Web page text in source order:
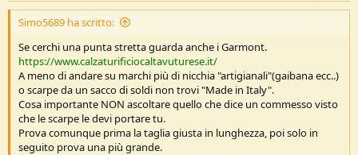
Simo5689 ha scritto:
Se cerchi una punta stretta guarda anche i Garmont.
https://www.calzaturificiocaltavuturese.it/
A meno di andare su marchi più di nicchia "artigianali"(gaibana ecc..)
o scarpe da un sacco di soldi non trovi "Made in Italy".
Cosa importante NON ascoltare quello che dice un commesso visto
che le scarpe le devi portare tu.
Prova comunque prima la taglia giusta in lunghezza, poi solo in
seguito prova una più grande.